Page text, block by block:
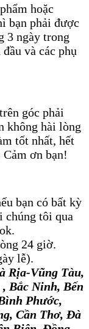
hoặc
bạn phải được
3 ngày trong
và các phụ
góc phải
không hài lòng
tốt nhất, hết
ơn bạn!
bạn có bất kỳ
chúng tôi qua
24 giờ.
lễ).
Rịa-Vũng Tàu,
, Bắc Ninh, Bến
Phước,
Cần Thơ, Đà